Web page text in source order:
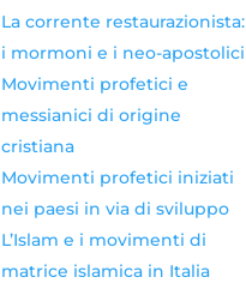
La corrente restaurazionista:
i mormoni e i neo-apostolici
Movimenti profetici e
messianici di origine
cristiana
Movimenti profetici iniziati
nei paesi in via di sviluppo
L’Islam e i movimenti di
matrice islamica in Italia